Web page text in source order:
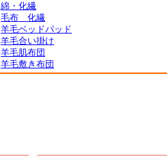
綿・化繊
毛布 化繊
羊毛ベッドパッド
羊毛合い掛け
羊毛肌布団
羊毛敷き布団